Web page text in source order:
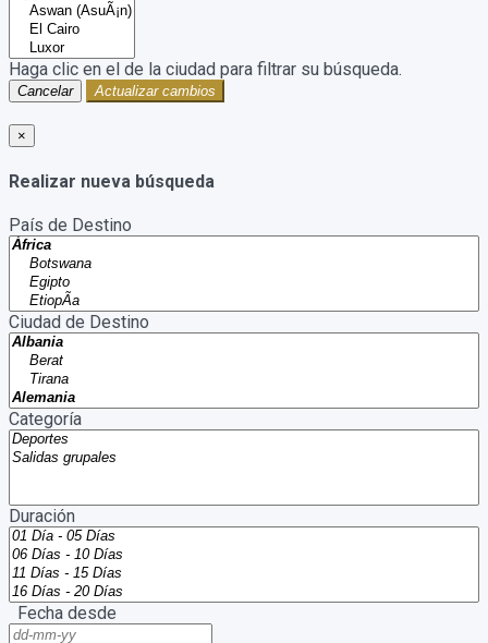
Haga clic en el de la ciudad para filtrar su búsqueda.
Cancelar Actualizar cambios
×
Realizar nueva búsqueda
País de Destino
Ciudad de Destino
Categoría
Duración
Fecha desde